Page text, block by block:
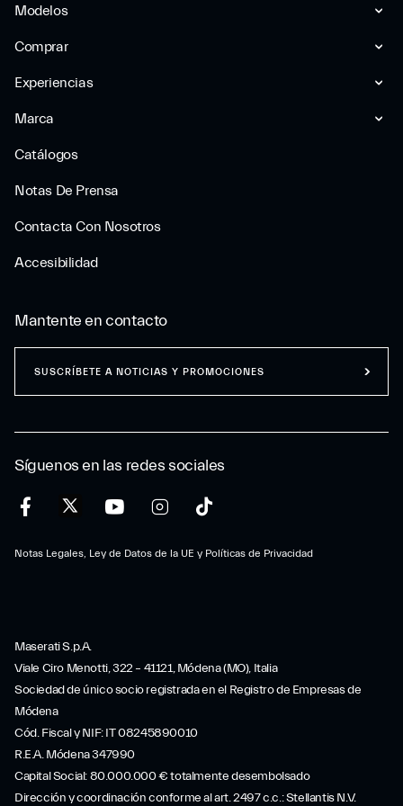
Modelos
Comprar
Experiencias
Marca
Catálogos
Notas De Prensa
Contacta Con Nosotros
Accesibilidad
Síguenos en las redes sociales
Notas Legales, Ley de Datos de la UE y Políticas de Privacidad
Mantente en contacto
SUSCRÍBETE A NOTICIAS Y PROMOCIONES
Maserati S.p.A.
Viale Ciro Menotti, 322 – 41121, Módena (MO), Italia
Sociedad de único socio registrada en el Registro de Empresas de
Módena
Cód. Fiscal y NIF: IT 08245890010
R.E.A. Módena 347990
Capital Social: 80.000.000 € totalmente desembolsado
Dirección y coordinación conforme al art. 2497 c.c.: Stellantis N.V.